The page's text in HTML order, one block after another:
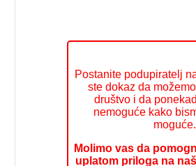
Postanite podupiratelj
ste dokaz da
društvo i da
nemoguće kako
moguće.
Molimo vas da
uplatom priloga na